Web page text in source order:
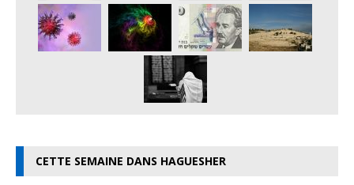
CETTE SEMAINE DANS HAGUESHER